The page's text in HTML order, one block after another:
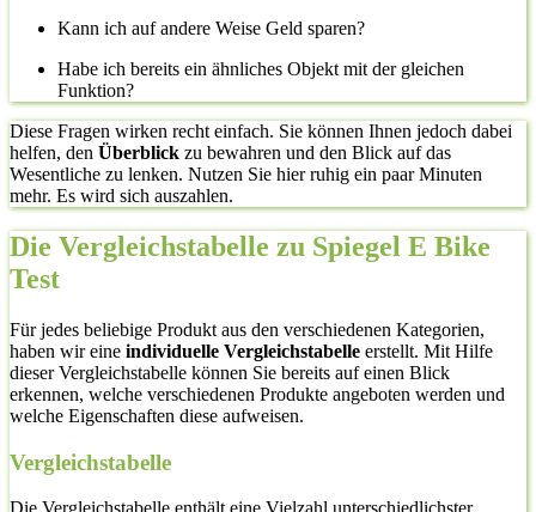
Kann ich auf andere Weise Geld sparen?
Habe ich bereits ein ähnliches Objekt mit der gleichen
Funktion?
Diese Fragen wirken recht einfach. Sie können Ihnen jedoch dabei
helfen, den Überblick zu bewahren und den Blick auf das
Wesentliche zu lenken. Nutzen Sie hier ruhig ein paar Minuten
mehr. Es wird sich auszahlen.
Die Vergleichstabelle zu Spiegel E Bike
Test
Für jedes beliebige Produkt aus den verschiedenen Kategorien,
haben wir eine individuelle Vergleichstabelle erstellt. Mit Hilfe
dieser Vergleichstabelle können Sie bereits auf einen Blick
erkennen, welche verschiedenen Produkte angeboten werden und
welche Eigenschaften diese aufweisen.
Vergleichstabelle